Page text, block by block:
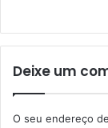
Deixe um
O seu endereço